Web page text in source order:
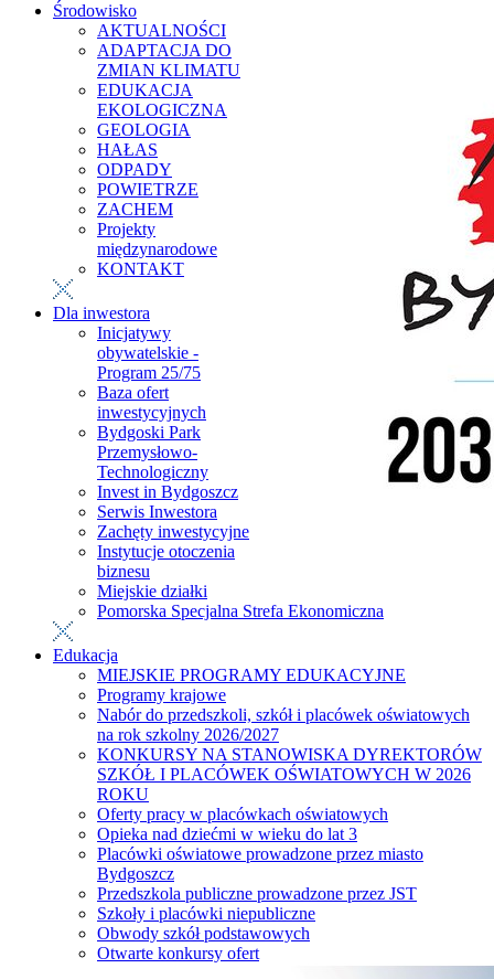
Środowisko
AKTUALNOŚCI
ADAPTACJA DO
ZMIAN KLIMATU
EDUKACJA
EKOLOGICZNA
GEOLOGIA
HAŁAS
ODPADY
POWIETRZE
ZACHEM
Projekty
międzynarodowe
KONTAKT
Dla inwestora
Inicjatywy
obywatelskie -
Program 25/75
Baza ofert
inwestycyjnych
Bydgoski Park
Przemysłowo-
Technologiczny
Invest in Bydgoszcz
Serwis Inwestora
Zachęty inwestycyjne
Instytucje otoczenia
biznesu
Miejskie działki
Pomorska Specjalna Strefa Ekonomiczna
Edukacja
MIEJSKIE PROGRAMY EDUKACYJNE
Programy krajowe
Nabór do przedszkoli, szkół i placówek oświatowych
na rok szkolny 2026/2027
KONKURSY NA STANOWISKA DYREKTORÓW
SZKÓŁ I PLACÓWEK OŚWIATOWYCH W 2026
ROKU
Oferty pracy w placówkach oświatowych
Opieka nad dziećmi w wieku do lat 3
Placówki oświatowe prowadzone przez miasto
Bydgoszcz
Przedszkola publiczne prowadzone przez JST
Szkoły i placówki niepubliczne
Obwody szkół podstawowych
Otwarte konkursy ofert